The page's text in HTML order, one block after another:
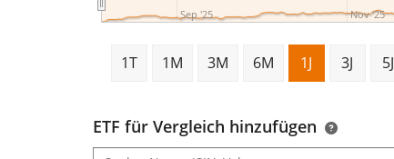
Sep '25 Nov '25
1T 1M 3M 6M 1J 3J 5J
ETF für Vergleich hinzufügen